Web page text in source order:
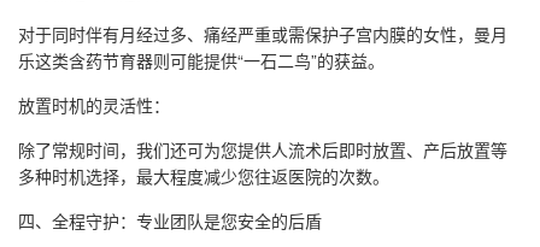
对于同时伴有月经过多、痛经严重或需保护子宫内膜的女性，曼月
乐这类含药节育器则可能提供“一石二鸟”的获益。
放置时机的灵活性：
除了常规时间，我们还可为您提供人流术后即时放置、产后放置等
多种时机选择，最大程度减少您往返医院的次数。
四、全程守护：专业团队是您安全的后盾